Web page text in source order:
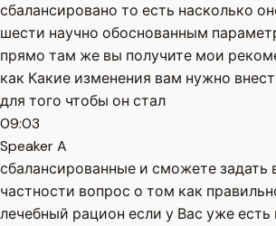
сбалансировано то есть насколько
шести научно обоснованным
прямо там же вы получите мои
как Какие изменения вам нужно
для того чтобы он стал
09:03
Speaker A
сбалансированные и сможете
частности вопрос о том как
лечебный рацион если у Вас уже есть